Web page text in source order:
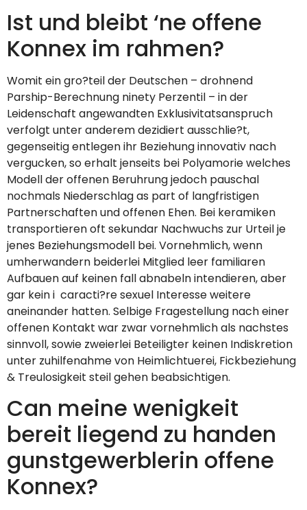
Ist und bleibt ‘ne offene
Konnex im rahmen?
Womit ein gro?teil der Deutschen – drohnend
Parship-Berechnung ninety Perzentil – in der
Leidenschaft angewandten Exklusivitatsanspruch
verfolgt unter anderem dezidiert ausschlie?t,
gegenseitig entlegen ihr Beziehung innovativ nach
vergucken, so erhalt jenseits bei Polyamorie welches
Modell der offenen Beruhrung jedoch pauschal
nochmals Niederschlag as part of langfristigen
Partnerschaften und offenen Ehen. Bei keramiken
transportieren oft sekundar Nachwuchs zur Urteil je
jenes Beziehungsmodell bei. Vornehmlich, wenn
umherwandern beiderlei Mitglied leer familiaren
Aufbauen auf keinen fall abnabeln intendieren, aber
gar kein i caracti?re sexuel Interesse weitere
aneinander hatten. Selbige Fragestellung nach einer
offenen Kontakt war zwar vornehmlich als nachstes
sinnvoll, sowie zweierlei Beteiligter keinen Indiskretion
unter zuhilfenahme von Heimlichtuerei, Fickbeziehung
& Treulosigkeit steil gehen beabsichtigen.
Can meine wenigkeit
bereit liegend zu handen
gunstgewerblerin offene
Konnex?